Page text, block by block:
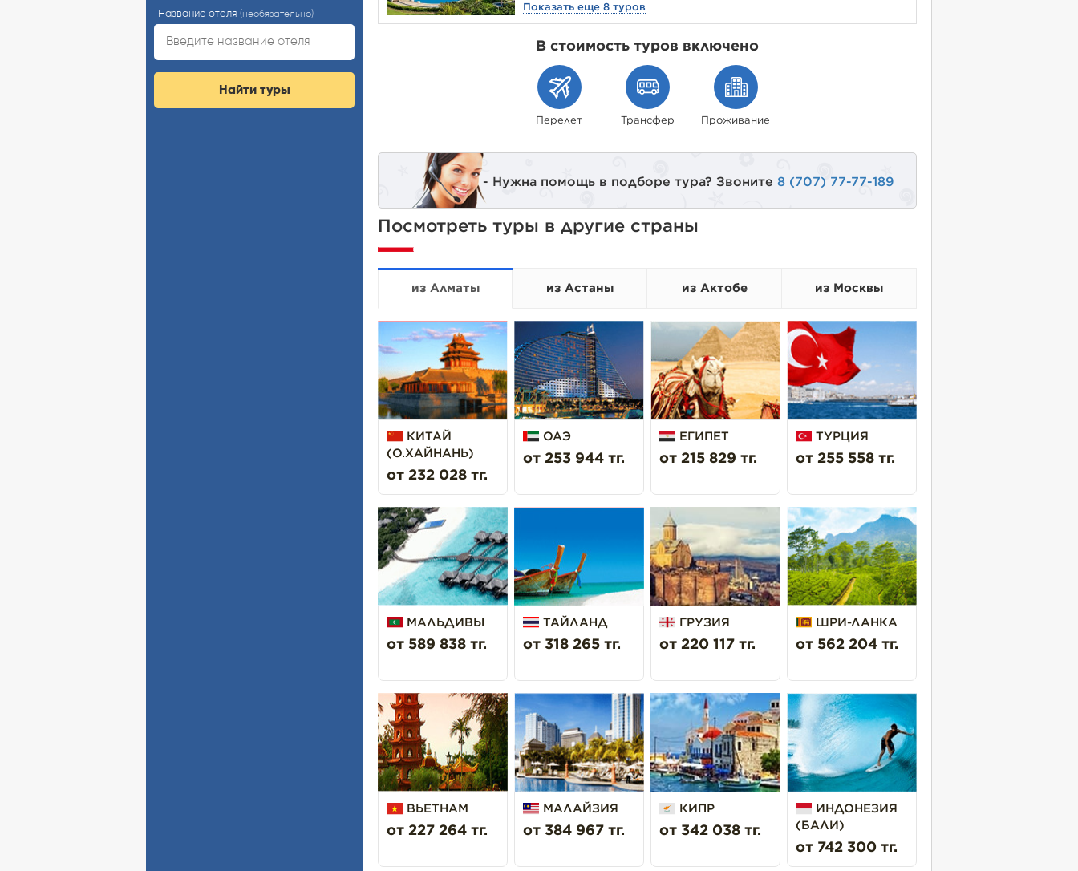
Название отеля (необязательно)
Найти туры
Показать еще 8 туров
В стоимость туров включено
Перелет Трансфер Проживание
- Нужна помощь в подборе тура? Звоните 8 (707) 77-77-189
Посмотреть туры в другие страны
из Алматы из Астаны из Актобе из Москвы
КИТАЙ
(О.ХАЙНАНЬ)
от 232 028 тг.
ОАЭ
от 253 944 тг.
ЕГИПЕТ
от 215 829 тг.
ТУРЦИЯ
от 255 558 тг.
МАЛЬДИВЫ
от 589 838 тг.
ТАЙЛАНД
от 318 265 тг.
ГРУЗИЯ
от 220 117 тг.
ШРИ-ЛАНКА
от 562 204 тг.
ВЬЕТНАМ
от 227 264 тг.
МАЛАЙЗИЯ
от 384 967 тг.
КИПР
от 342 038 тг.
ИНДОНЕЗИЯ
(БАЛИ)
от 742 300 тг.